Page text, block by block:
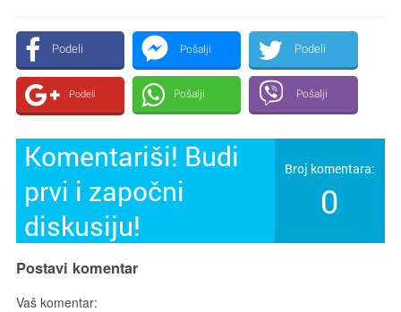
Podeli Pošalji Podeli
Podeli Pošalji Pošalji
Komentariši! Budi
prvi i započni
diskusiju!
Broj komentara:
0
Postavi komentar
Vaš komentar: